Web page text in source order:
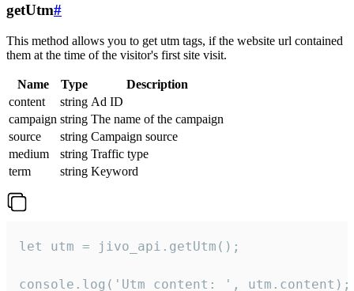
getUtm#
This method allows you to get utm tags, if the website url contained
them at the time of the visitor's first site visit.
Name Type
Description
content
string Ad ID
campaign string The name of the campaign
source
string Campaign source
medium
string Traffic type
term
string Keyword
let utm = jivo_api.getUtm();
console.log('Utm content: ', utm.content);